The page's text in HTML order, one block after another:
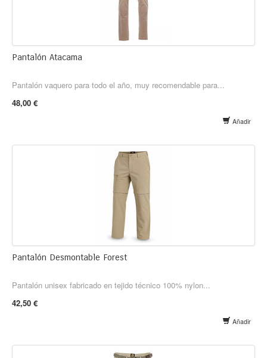
Pantalón Atacama
Pantalón vaquero para todo el año, muy recomendable para...
48,00 €
Añadir
Pantalón Desmontable Forest
Pantalón unisex fabricado en tejido técnico 100% nylon...
42,50 €
Añadir